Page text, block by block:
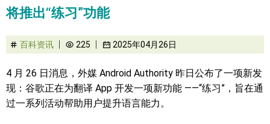
将推出“练习”功能
百科资讯 225 2025年04月26日
4 月 26 日消息，外媒 Android Authority 昨日公布了一项新发
现：谷歌正在为翻译 App 开发一项新功能 ——“练习”，旨在通
过一系列活动帮助用户提升语言能力。